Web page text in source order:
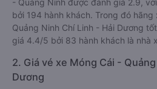
- Quảng Ninh được đánh giá 2.9,
bởi 194 hành khách. Trong đó hãng
Quảng Ninh Chí Linh - Hải Dương
giá 4.4/5 bởi 83 hành khách là nhà
2. Giá vé xe Móng Cái -
Dương